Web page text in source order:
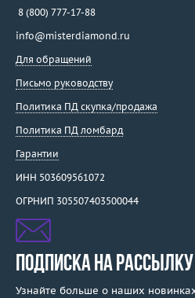
8 (800) 777-17-88
info@misterdiamond.ru
Для обращений
Письмо руководству
Политика ПД скупка/продажа
Политика ПД ломбард
Гарантии
ИНН 503609561072
ОГРНИП 305507403500044
ПОДПИСКА НА РАССЫЛКУ
Узнайте больше о наших